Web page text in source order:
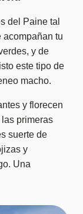
del Paine tal
acompañan tu
y de
este tipo de
macho.
y florecen
primeras
suerte de
y
Una